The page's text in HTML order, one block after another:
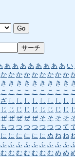
あ あ あ あ あ あ あ あ い
か か か か か か か か か
き き き き き き き き き き
こ こ こ こ こ こ こ こ こ こ
ざ し し し し し し し し
じ じ じ じ じ じ じ じ じ
ぜ ぜ ぜ ぜ ぜ そ そ そ そ
ち つ つ つ つ つ つ つ て
に に に に に に ぬ ね ね
ふ ふ ふ ふ ふ ふ ふ ふ ふ
む む む む む む む め め